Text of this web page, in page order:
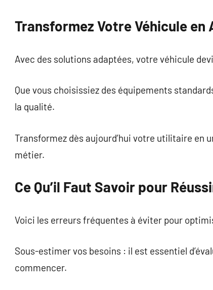
Transformez Votre Véhicule
Avec des solutions adaptées, votre véhicule
Que vous choisissiez des équipements
la qualité.
Transformez dès aujourd’hui votre utilitaire en
métier.
Ce Qu’il Faut Savoir pour
Voici les erreurs fréquentes à éviter pour
Sous-estimer vos besoins : il est essentiel
commencer.